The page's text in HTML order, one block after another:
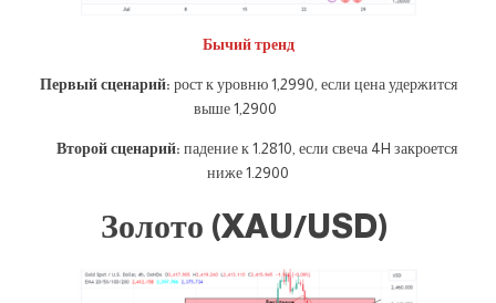
Бычий тренд
Первый сценарий: рост к уровню 1,2990, если цена удержится
выше 1,2900
Второй сценарий: падение к 1.2810, если свеча 4H закроется
ниже 1.2900
Золото (XAU/USD)